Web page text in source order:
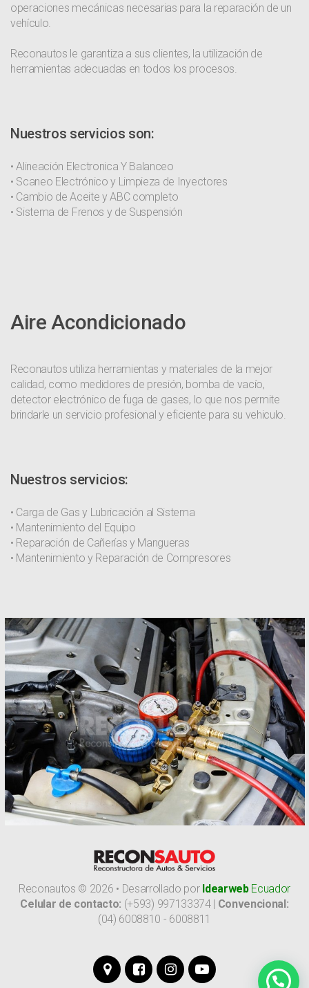
operaciones mecánicas necesarias para la reparación de un
vehículo.
Reconautos le garantiza a sus clientes, la utilización de
herramientas adecuadas en todos los procesos.
Nuestros servicios son:
• Alineación Electronica Y Balanceo
• Scaneo Electrónico y Limpieza de Inyectores
• Cambio de Aceite y ABC completo
• Sistema de Frenos y de Suspensión
Aire Acondicionado
Reconautos utiliza herramientas y materiales de la mejor
calidad, como medidores de presión, bomba de vacío,
detector electrónico de fuga de gases, lo que nos permite
brindarle un servicio profesional y eficiente para su vehiculo.
Nuestros servicios:
• Carga de Gas y Lubricación al Sistema
• Mantenimiento del Equipo
• Reparación de Cañerías y Mangueras
• Mantenimiento y Reparación de Compresores
Reconautos © 2026 • Desarrollado por IdearwebEcuador
Celular de contacto: (+593) 997133374 | Convencional:
(04) 6008810 - 6008811